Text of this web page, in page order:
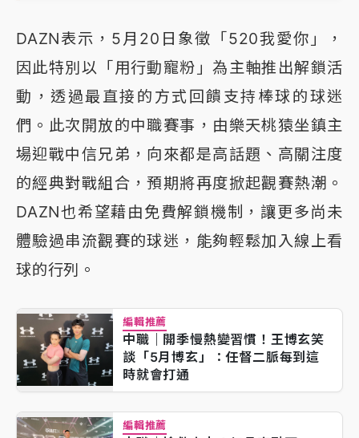
DAZN表示，5月20日象徵「520我愛你」，
因此特別以「用行動寵粉」為主軸推出解鎖活
動，透過最直接的方式回饋支持棒球的球迷
們。此次開放的中職賽事，由樂天桃猿坐鎮主
場迎戰中信兄弟，向來都是高話題、高關注度
的經典對戰組合，預期將再度掀起觀賽熱潮。
DAZN也希望藉由免費解鎖機制，讓更多尚未
體驗過串流觀賽的球迷，能夠輕鬆加入線上看
球的行列。
編輯推薦
中職｜開季慢熱變習慣！王博玄笑
談「5月博玄」：任督二脈每到這
時就會打通
編輯推薦